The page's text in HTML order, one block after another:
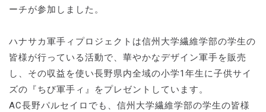
ーチが参加しました。
ハナサカ軍手ィプロジェクトは信州大学繊維学部の学生の
皆様が行っている活動で、華やかなデザイン軍手を販売
し、その収益を使い長野県内全域の小学1年生に子供サイ
ズの『ちび軍手ィ』をプレゼントしています。
AC長野パルセイロでも、信州大学繊維学部の学生の皆様